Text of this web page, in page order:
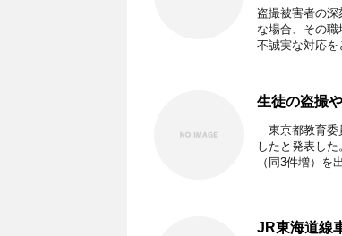
盗撮被害者の深
な場合、その
不誠実な対応を
生徒の盗撮
東京都教育委
したと発表し
（同3件増）を
JR東海道線